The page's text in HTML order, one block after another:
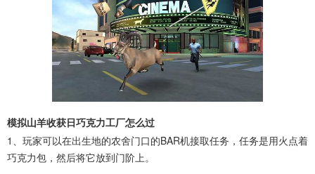
模拟山羊收获日巧克力工厂怎么过
1、玩家可以在出生地的农舍门口的BAR机接取任务，任务是用火点着
巧克力包，然后将它放到门阶上。